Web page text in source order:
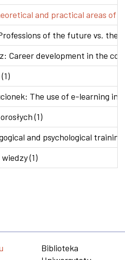
and practical areas of
of the future vs. the
Career development in the
The use of e-learning in
(1)
and psychological
(1)
Biblioteka